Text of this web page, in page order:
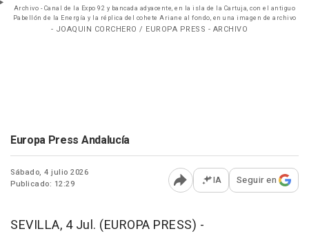
Archivo - Canal de la Expo 92 y bancada adyacente, en la isla de la Cartuja, con el antiguo
Pabellón de la Energía y la réplica del cohete Ariane al fondo, en una imagen de archivo
- JOAQUIN CORCHERO / EUROPA PRESS - ARCHIVO
Europa Press Andalucía
Sábado, 4 julio 2026
Publicado: 12:29
Abrir opciones para
IA Seguir en
SEVILLA, 4 Jul. (EUROPA PRESS) -